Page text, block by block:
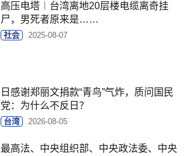
高压电塔︱台湾离地20层楼电缆离奇挂
尸，男死者原来是……
社会 2025-08-07
日感谢郑丽文捐款“青鸟”气炸，质问国民
党：为什么不反日？
台湾 2026-08-05
最高法、中央组织部、中央政法委、中央